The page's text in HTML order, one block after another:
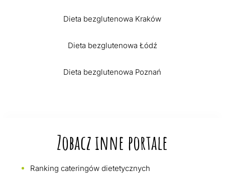
Dieta bezglutenowa Kraków
Dieta bezglutenowa Łódź
Dieta bezglutenowa Poznań
Zobacz inne portale
Ranking cateringów dietetycznych